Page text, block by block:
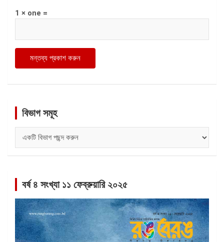
1 × one =
বিভাগ সমূহ
সমূহ
বর্ষ ৪ সংখ্যা ১১ ফেব্রুয়ারি ২০২৫